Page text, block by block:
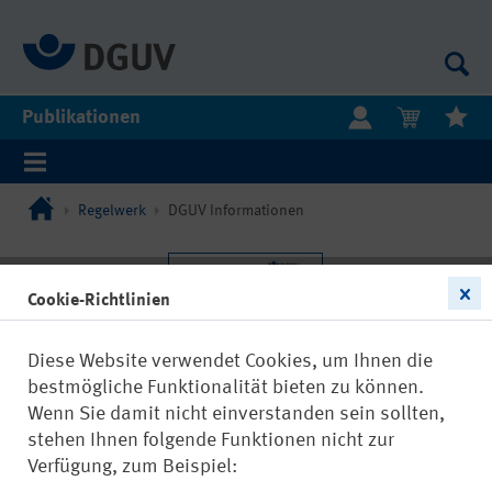
Publikationen
Regelwerk DGUV Informationen
Cookie-Richtlinien
Diese Website verwendet Cookies, um Ihnen die
bestmögliche Funktionalität bieten zu können.
Wenn Sie damit nicht einverstanden sein sollten,
stehen Ihnen folgende Funktionen nicht zur
Verfügung, zum Beispiel: